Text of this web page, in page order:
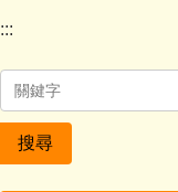
:::
搜尋